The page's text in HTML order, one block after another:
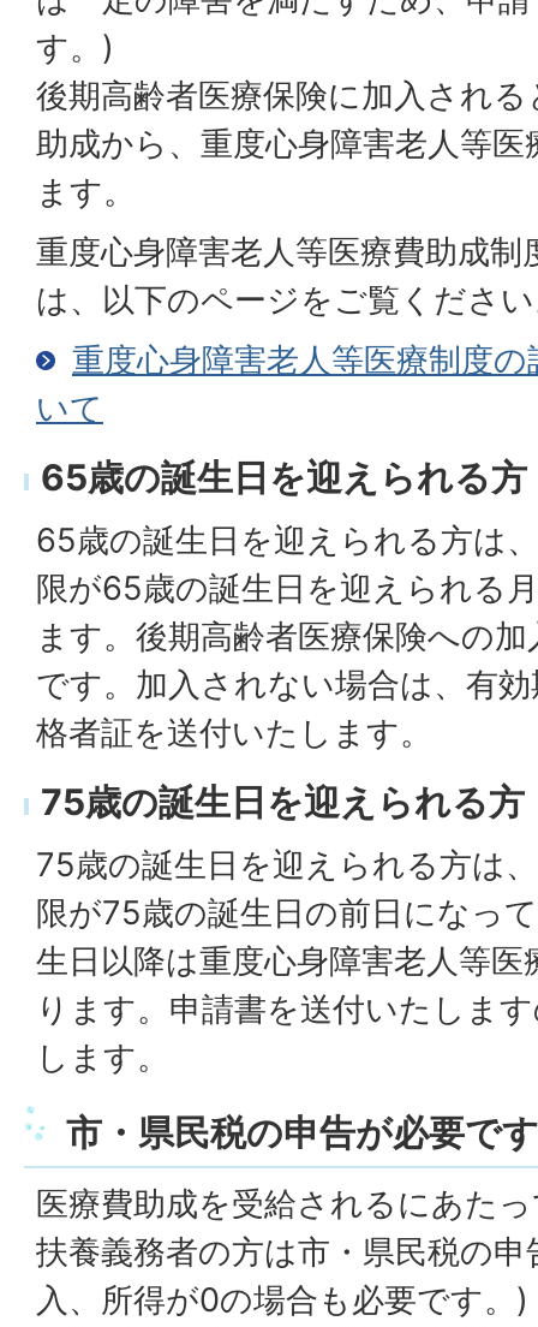
す。)
後期高齢者医療保険に加入され
助成から、重度心身障害老人等
ます。
重度心身障害老人等医療費助成
は、以下のページをご覧くださ
重度心身障害老人等医療制度
いて
65歳の誕生日を迎えられる方
65歳の誕生日を迎えられる方は
限が65歳の誕生日を迎えられる
ます。後期高齢者医療保険への
です。加入されない場合は、有
格者証を送付いたします。
75歳の誕生日を迎えられる方
75歳の誕生日を迎えられる方は
限が75歳の誕生日の前日になっ
生日以降は重度心身障害老人等
ります。申請書を送付いたしま
します。
市・県民税の申告が必要です
医療費助成を受給されるにあた
扶養義務者の方は市・県民税の
入、所得が0の場合も必要です。)